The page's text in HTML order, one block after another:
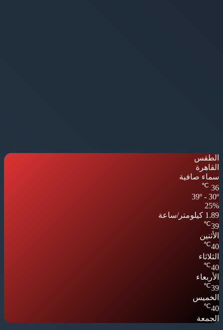
الطقس
القاهرة
سماء صافية
36
℃
39º - 30º
25%
1.89 كيلومتر/ساعة
39
℃
الأثنين
40
℃
الثلاثاء
40
℃
الأربعاء
39
℃
الخميس
40
℃
الجمعة